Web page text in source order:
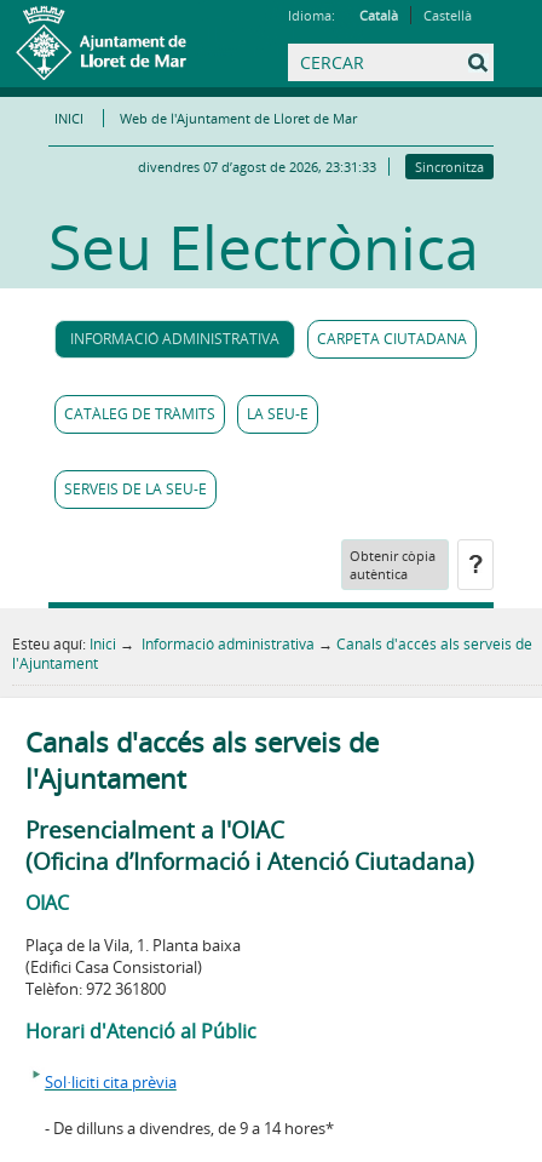
Idioma: Català Castellà
INICI Web de l'Ajuntament de Lloret de Mar
divendres 07 d’agost de 2026, 23:31:33 Sincronitza
Seu Electrònica
INFORMACIÓ ADMINISTRATIVA CARPETA CIUTADANA
CATÀLEG DE TRÀMITS LA SEU-E
SERVEIS DE LA SEU-E
Obtenir còpia
autèntica
Esteu aquí: Inici → Informació administrativa → Canals d'accés als serveis de
l'Ajuntament
Canals d'accés als serveis de
l'Ajuntament
Presencialment a l'OIAC
(Oficina d’Informació i Atenció Ciutadana)
OIAC
Plaça de la Vila, 1. Planta baixa
(Edifici Casa Consistorial)
Telèfon: 972 361800
Horari d'Atenció al Públic
Sol·liciti cita prèvia
- De dilluns a divendres, de 9 a 14 hores*